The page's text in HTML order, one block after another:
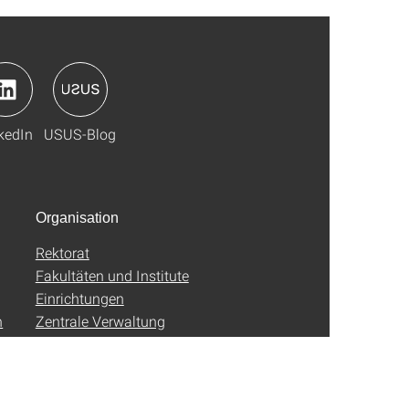
USUS-Blog
Organisation
Rektorat
Fakultäten und Institute
Einrichtungen
Zentrale Verwaltung